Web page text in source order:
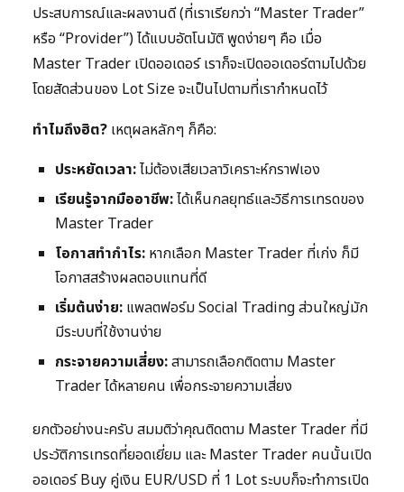
ประสบการณ์และผลงานดี (ที่เราเรียกว่า “Master Trader”
หรือ “Provider”) ได้แบบอัตโนมัติ พูดง่ายๆ คือ เมื่อ
Master Trader เปิดออเดอร์ เราก็จะเปิดออเดอร์ตามไปด้วย
โดยสัดส่วนของ Lot Size จะเป็นไปตามที่เรากำหนดไว้
ทำไมถึงฮิต? เหตุผลหลักๆ ก็คือ:
ประหยัดเวลา:ไม่ต้องเสียเวลาวิเคราะห์กราฟเอง
เรียนรู้จากมืออาชีพ:ได้เห็นกลยุทธ์และวิธีการเทรดของ
Master Trader
โอกาสทำกำไร: หากเลือก Master Trader ที่เก่ง ก็มี
โอกาสสร้างผลตอบแทนที่ดี
เริ่มต้นง่าย: แพลตฟอร์ม Social Trading ส่วนใหญ่มัก
มีระบบที่ใช้งานง่าย
กระจายความเสี่ยง:สามารถเลือกติดตาม Master
Trader ได้หลายคน เพื่อกระจายความเสี่ยง
ยกตัวอย่างนะครับ สมมติว่าคุณติดตาม Master Trader ที่มี
ประวัติการเทรดที่ยอดเยี่ยม และ Master Trader คนนั้นเปิด
ออเดอร์ Buy คู่เงิน EUR/USD ที่ 1 Lot ระบบก็จะทำการเปิด